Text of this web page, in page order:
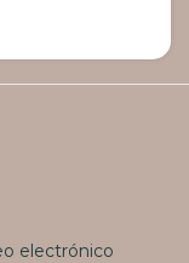
electrónico